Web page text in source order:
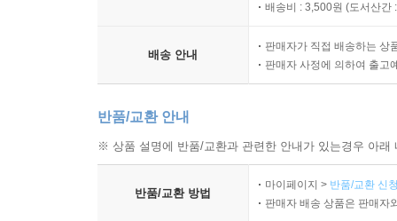
배송비 : 3,500원 (도서산간
배송 안내
판매자가 직접 배송하는 상
판매자 사정에 의하여 출고
반품/교환 안내
※ 상품 설명에 반품/교환과 관련한 안내가 있는경우 아
반품/교환 방법
마이페이지 > 반품/교환 신
판매자 배송 상품은 판매자